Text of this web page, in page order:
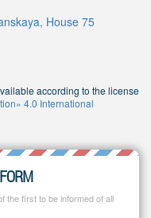
House 75
according to the license
4.0 International
the first to be informed of all